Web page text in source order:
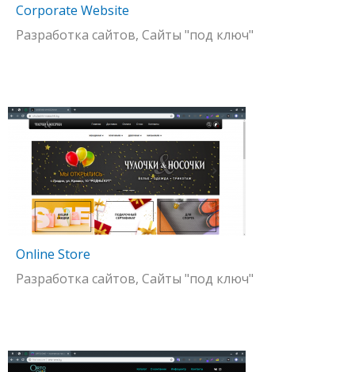
Corporate Website
Разработка сайтов, Сайты "под ключ"
Online Store
Разработка сайтов, Сайты "под ключ"